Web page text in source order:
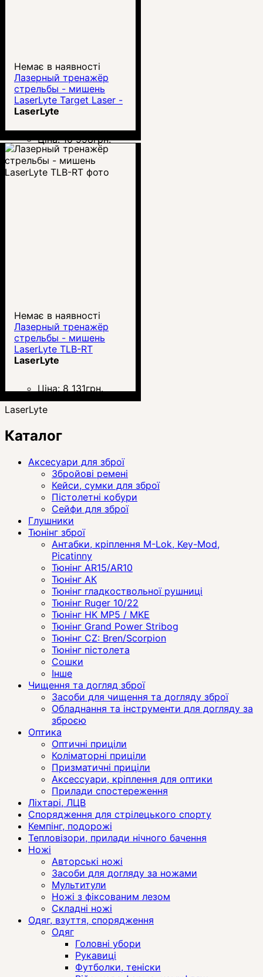
Немає в наявності
Лазерный тренажёр
стрельбы - мишень
LaserLyte Target Laser -
TLB1
LaserLyte
Ціна:10 998грн.
Немає в наявності
Лазерный тренажёр
стрельбы - мишень
LaserLyte TLB-RT
LaserLyte
Ціна: 8 131грн.
LaserLyte
Каталог
Аксесуари для зброї
Збройові ремені
Кейси, сумки для зброї
Пістолетні кобури
Сейфи для зброї
Глушники
Тюнінг зброї
Антабки, кріплення M-Lok, Key-Mod,
Picatinny
Тюнінг AR15/AR10
Тюнінг АК
Тюнінг гладкоствольної рушниці
Тюнінг Ruger 10/22
Тюнінг HK MP5 / MKE
Тюнінг Grand Power Stribog
Тюнінг CZ: Bren/Scorpion
Тюнінг пістолета
Сошки
Інше
Чищення та догляд зброї
Засоби для чищення та догляду зброї
Обладнання та інструменти для догляду за
зброєю
Оптика
Оптичні приціли
Коліматорні приціли
Призматичні приціли
Аксессуари, кріплення для оптики
Прилади спостереження
Ліхтарі, ЛЦВ
Спорядження для стрілецького спорту
Кемпінг, подорожі
Тепловізори, прилади нічного бачення
Ножі
Авторські ножі
Засоби для догляду за ножами
Мультитули
Ножі з фіксованим лезом
Складні ножі
Одяг, взуття, спорядження
Одяг
Головні убори
Рукавиці
Футболки, теніски